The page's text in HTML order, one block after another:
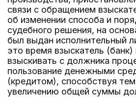
связи с обращением
об изменении способа и
судебного решения, на
был выдан исполнительный
это время взыскатель
взыскивать с должника
пользование денежными
(кредитом), способствуя
увеличению общей суммы